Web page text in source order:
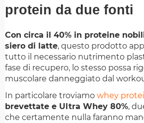
protein da due fonti
Con circa il 40% in proteine
siero di latte, questo prodotto
tutto il necessario nutrimento
fase di recupero, lo stesso possa
muscolare danneggiato dal
In particolare troviamo whey
brevettate e Ultra Whey 80%,
che certamente nulla faranno